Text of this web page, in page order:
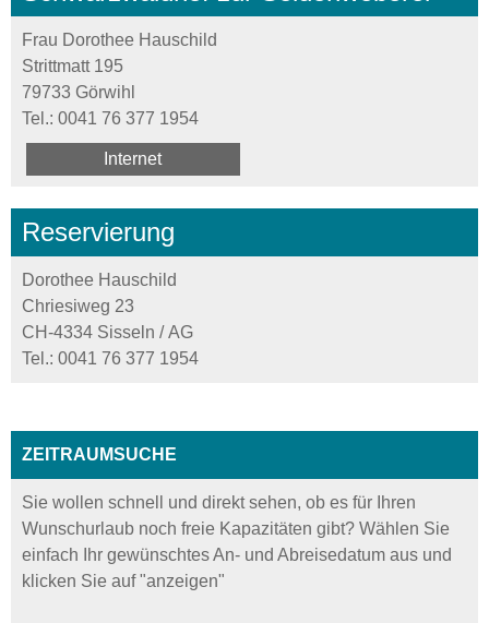
Frau Dorothee Hauschild
Strittmatt 195
79733 Görwihl
Tel.: 0041 76 377 1954
Internet
Reservierung
Dorothee Hauschild
Chriesiweg 23
CH-4334 Sisseln / AG
Tel.: 0041 76 377 1954
ZEITRAUMSUCHE
Sie wollen schnell und direkt sehen, ob es für Ihren
Wunschurlaub noch freie Kapazitäten gibt? Wählen Sie
einfach Ihr gewünschtes An- und Abreisedatum aus und
klicken Sie auf "anzeigen"